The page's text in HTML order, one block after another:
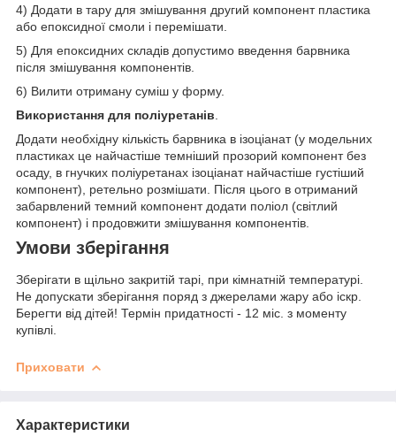
4) Додати в тару для змішування другий компонент пластика
або епоксидної смоли і перемішати.
5) Для епоксидних складів допустимо введення барвника
після змішування компонентів.
6) Вилити отриману суміш у форму.
Використання для поліуретанів
Додати необхідну кількість барвника в ізоціанат (у модельних
пластиках це найчастіше темніший прозорий компонент без
осаду, в гнучких поліуретанах ізоціанат найчастіше густіший
компонент), ретельно розмішати. Після цього в отриманий
забарвлений темний компонент додати поліол (світлий
компонент) і продовжити змішування компонентів.
Умови зберігання
Зберігати в щільно закритій тарі, при кімнатній температурі.
Не допускати зберігання поряд з джерелами жару або іскр.
Берегти від дітей! Термін придатності - 12 міс. з моменту
купівлі.
Приховати
Характеристики